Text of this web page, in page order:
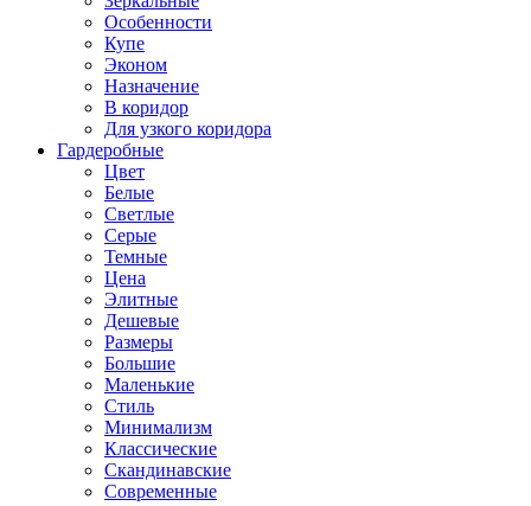
Особенности
Купе
Эконом
Назначение
В коридор
Для узкого коридора
Гардеробные
Цвет
Белые
Светлые
Серые
Темные
Цена
Элитные
Дешевые
Размеры
Большие
Маленькие
Стиль
Минимализм
Классические
Скандинавские
Современные